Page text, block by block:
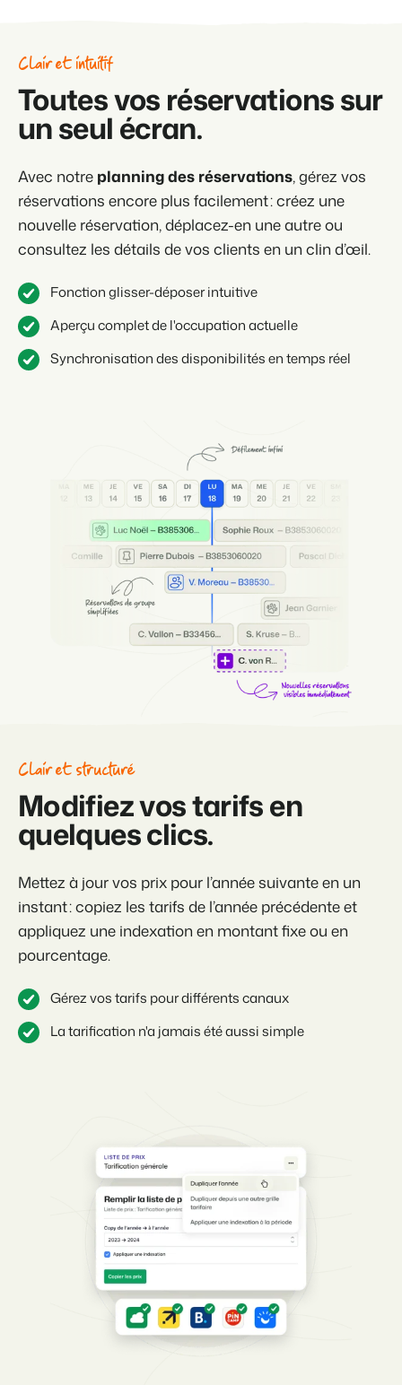
Clair et intuitif
Toutes vos réservations sur
un seul écran.
Avec notre planning des réservations, gérez vos
réservations encore plus facilement : créez une
nouvelle réservation, déplacez-en une autre ou
consultez les détails de vos clients en un clin d’œil.
Fonction glisser-déposer intuitive
Aperçu complet de l'occupation actuelle
Synchronisation des disponibilités en temps réel
Clair et structuré
Modifiez vos tarifs en
quelques clics.
Mettez à jour vos prix pour l’année suivante en un
instant : copiez les tarifs de l’année précédente et
appliquez une indexation en montant fixe ou en
pourcentage.
Gérez vos tarifs pour différents canaux
La tarification n'a jamais été aussi simple